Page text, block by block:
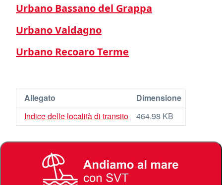
Urbano Bassano del Grappa
Urbano Valdagno
Urbano Recoaro Terme
Allegato
Dimensione
Indice delle località di transito
464.98 KB